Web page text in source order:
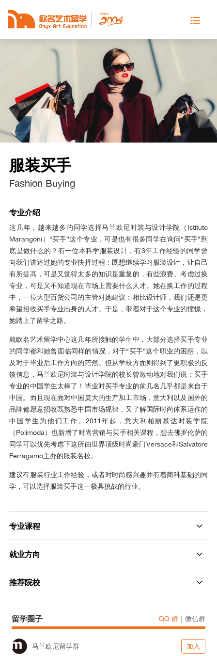
服装买手
Fashion Buying
专业介绍
这几年，越来越多的同学选择马兰欧尼时装与设计学院（Istituto
Marangoni）“买手”这个专业，可是也有很多同学在询问“买手”到
底是做什么的？有一位本科学服装设计，有3年工作经验的同学曾
向我们讲述过她的专业抉择过程：既想继续学习服装设计，让自己
有所提高，可是又觉得太多的知识是重复的，有些浪费。考虑过换
专业，可是又不知道现在市场上需要什么人才。她在换工作的过程
中，一位大型百货公司的主管对她建议：相比设计师，我们还是更
希望招收买手专业出身的人才。于是，带着对于这个专业的憧憬，
她踏上了留学之路。
就欧名艺术留学中心这几年所接触的学生中，大部分选择买手专业
的同学都和她曾面临同样的情况，对于“买手”这个职业的困惑，以
及对于毕业后工作方向的茫然。但从学校方面则得到了更积极的反
馈信息，马兰欧尼时装与设计学院的校长曾激动地对我们说：买手
专业的中国学生太棒了！毕业时买手专业的前几名几乎都是来自于
中国。而且现在面对中国庞大的生产加工市场，意大利以及国外的
品牌都愿意招收既熟悉中国市场规律，又了解国际时尚体系运作的
中国学生为他们工作。2011年起，意大利柏丽慕达时装学院
（Polimoda）也新增了时尚营销与买手相关课程，想去佛罗伦萨的
同学可以优先考虑下这所由世界顶级时尚豪门Versace和Salvatore
Ferragamo主办的服装名校。
建议有服装行业工作经验，或者对时尚感兴趣并有着商科基础的同
学，可以选择服装买手这一极具挑战的行业。
专业课程
就业方向
推荐院校
留学圈子 QQ 群 ｜ 微信群
马兰欧尼留学群 加入